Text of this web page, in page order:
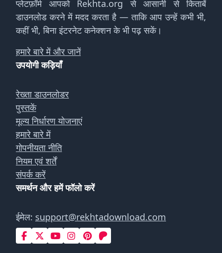
प्लेटफ़ॉर्म आपको Rekhta.org से आसानी से किताबें
डाउनलोड करने में मदद करता है — ताकि आप उन्हें कभी भी,
कहीं भी, बिना इंटरनेट कनेक्शन के भी पढ़ सकें।
हमारे बारे में और जानें
उपयोगी कड़ियाँ
रेख्ता डाउनलोडर
पुस्तकें
मूल्य निर्धारण योजनाएं
हमारे बारे में
गोपनीयता नीति
नियम एवं शर्तें
संपर्क करें
समर्थन और हमें फॉलो करें
ईमेल: support@rekhtadownload.com